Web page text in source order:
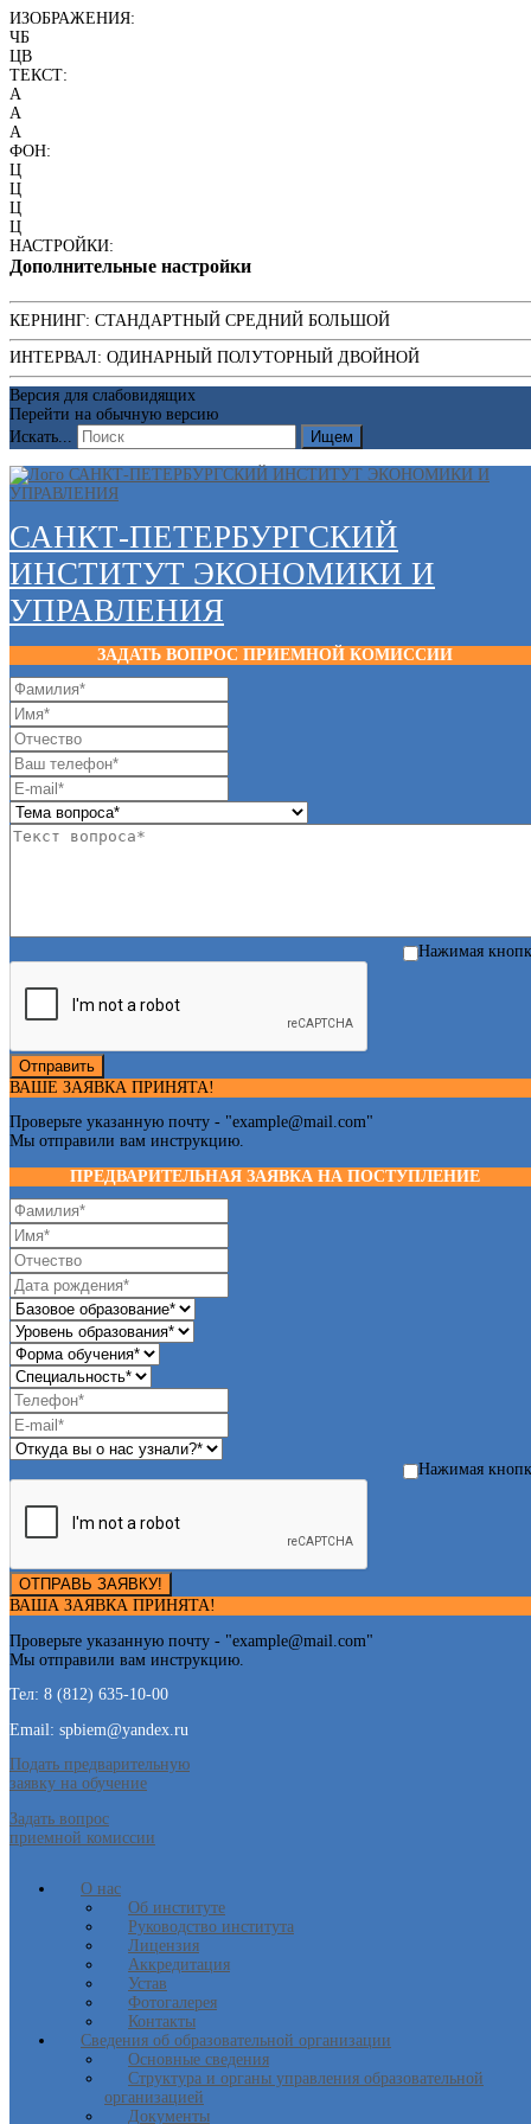
ИЗОБРАЖЕНИЯ:
ЧБ
ЦВ
ТЕКСТ:
A
A
A
ФОН:
Ц
Ц
Ц
Ц
НАСТРОЙКИ:
Дополнительные настройки
КЕРНИНГ: СТАНДАРТНЫЙ СРЕДНИЙ БОЛЬШОЙ
ИНТЕРВАЛ: ОДИНАРНЫЙ ПОЛУТОРНЫЙ ДВОЙНОЙ
Версия для слабовидящих
Перейти на обычную версию
Искать...
Ищем
САНКТ-ПЕТЕРБУРГСКИЙ
ИНСТИТУТ ЭКОНОМИКИ И
УПРАВЛЕНИЯ
ЗАДАТЬ ВОПРОС ПРИЕМНОЙ КОМИССИИ
Нажимая
Отправить
ВАШЕ ЗАЯВКА ПРИНЯТА!
Проверьте указанную почту - "example@mail.com"
Мы отправили вам инструкцию.
ПРЕДВАРИТЕЛЬНАЯ ЗАЯВКА НА ПОСТУПЛЕНИЕ
Нажимая
ОТПРАВЬ ЗАЯВКУ!
ВАША ЗАЯВКА ПРИНЯТА!
Проверьте указанную почту - "example@mail.com"
Мы отправили вам инструкцию.
Тел: 8 (812) 635-10-00
Email: spbiem@yandex.ru
Подать предварительную
заявку на обучение
Задать вопрос
приемной комиссии
О нас
Об институте
Руководство института
Лицензия
Аккредитация
Устав
Фотогалерея
Контакты
Сведения об образовательной организации
Основные сведения
Структура и органы управления образовательной
организацией
Документы